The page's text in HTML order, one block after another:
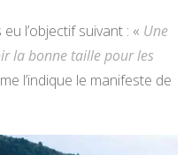
l’objectif suivant : « Une
la bonne taille pour les
l’indique le manifeste de